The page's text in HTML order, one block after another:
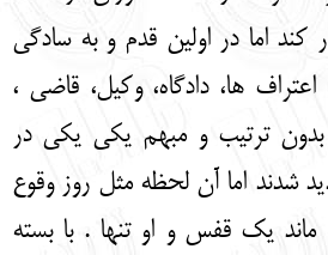
اما در اولین قدم و به سادگی
ها، دادگاه، وکیل، قاضی ،
بدون ترتیب و مبهم یکی یکی در
شدند اما آن لحظه مثل روز وقوع
یک قفس و او تنها . با بسته